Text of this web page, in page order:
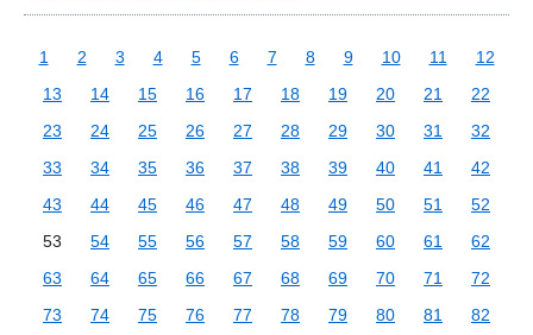
1 2 3 4 5 6 7 8 9 10 11
12
13
14 15 16 17 18 19 20 21
22
23
24 25 26 27 28 29 30 31
32
33
34 35 36 37 38 39 40 41
42
43
44 45 46 47 48 49 50 51
52
53
54 55 56 57 58 59 60 61
62
63
64 65 66 67 68 69 70 71
72
73
74 75 76 77 78 79 80 81
82